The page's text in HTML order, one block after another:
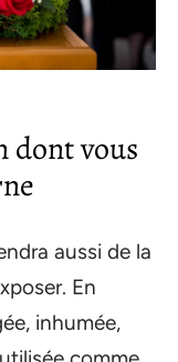
dont vous
aussi de la
En
inhumée,